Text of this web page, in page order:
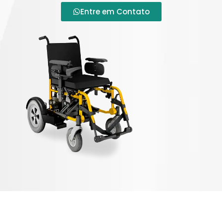
Entre em Contato